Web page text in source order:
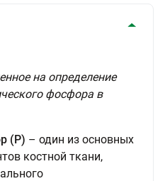
на определение
фосфора в
(Р) – один из основных
костной ткани,